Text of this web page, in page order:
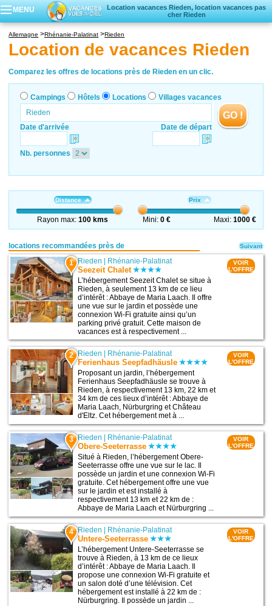
MENU
Location vacances Rieden, location vacances pas
cher Rieden
Locations vacances
Villages vacances
Allemagne Rhénanie-Palatinat Rieden
Location de vacances Rieden
Comparez les offres de locations près de Rieden en un clic.
Campings Hôtels Locations Villages vacances
Date d'arrivée Date de départ
GO !
Nb. personnes
Distance
Rayon max:100 kms
Prix
Mini:0 € Maxi: 1000 €
locations recommandées près de
1 Rieden | Rhénanie-Palatinat
Seezeit Chalet
L’hébergement Seezeit Chalet se situe à
Rieden, à seulement 13 km de ce lieu
d’intérêt : Abbaye de Maria Laach. Il offre
une vue sur le jardin et possède une
connexion Wi-Fi gratuite ainsi qu’un
parking privé gratuit. Cette maison de
vacances est à respectivement ...
VOIR
L'OFFRE
2 Rieden Rhénanie-Palatinat
Ferienhaus Seepfadhäusle
Proposant un jardin, l’hébergement
Ferienhaus Seepfadhäusle se trouve à
Rieden, à respectivement 13 km, 22 km et
34 km de ces lieux d’intérêt : Abbaye de
Maria Laach, Nürburgring et Château
d'Eltz. Cet hébergement met à ...
VOIR
L'OFFRE
3 Rieden Rhénanie-Palatinat
Obere-Seeterrasse
Situé à Rieden, l’hébergement Obere-
Seeterrasse offre une vue sur le lac. Il
possède un jardin et une connexion Wi-Fi
gratuite. Cet hébergement offre une vue
sur le jardin et est installé à
respectivement 13 km et 22 km de :
Abbaye de Maria Laach et Nürburgring ...
VOIR
L'OFFRE
4 Rieden Rhénanie-Palatinat
Untere-Seeterrasse
L’hébergement Untere-Seeterrasse se
trouve à Rieden, à 13 km de ce lieux
d’intérêt : Abbaye de Maria Laach. Il
propose une connexion Wi-Fi gratuite et
un salon doté d’une télévision. Cet
hébergement est installé à 22 km de :
Nürburgring. Il possède un jardin ...
VOIR
L'OFFRE
Suivant